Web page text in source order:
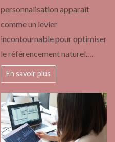
personnalisation apparaît
comme un levier
incontournable pour optimiser
le référencement naturel.…
En savoir plus